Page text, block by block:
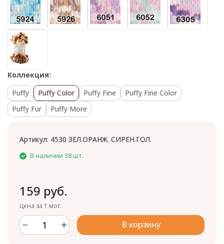
Коллекция:
Puffy
Puffy Color Puffy Fine
Puffy Fine Color
Puffy Fur
Puffy More
Артикул: 4530 ЗЕЛ.ОРАНЖ. СИРЕН.ГОЛ.
В наличии 38 шт.
159 руб.
Цена за 1 мот.
В корзину